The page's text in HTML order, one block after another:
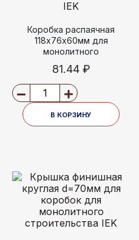
Коробка распаячная
118х76х60мм для
монолитного
81.44 ₽
В КОРЗИНУ